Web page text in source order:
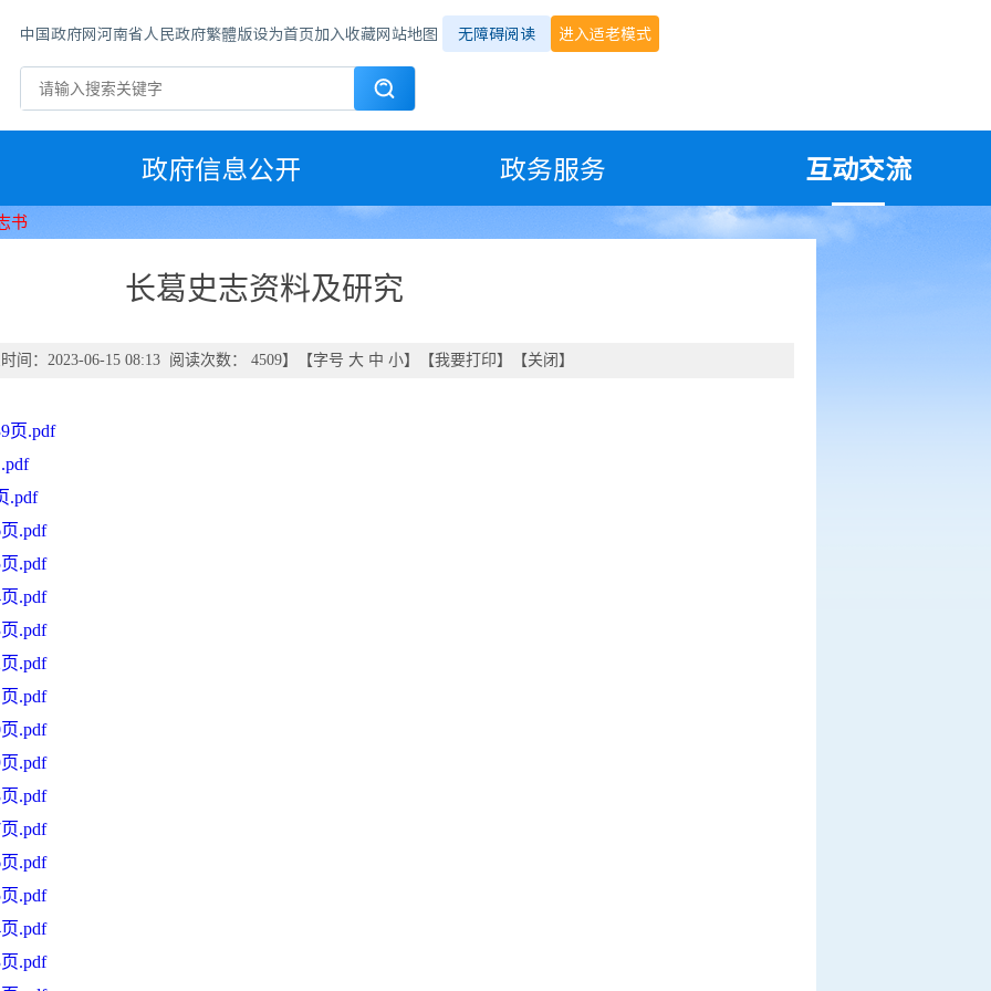
中国政府网河南省人民政府繁體版设为首页加入收藏网站地图 无障碍阅读 进入适老模式
政府信息公开 政务服务 互动交流
书
长葛史志资料及研究
间：2023-06-15 08:13 阅读次数： 4509】【字号 大 中 小】【我要打印】【关闭 】
页.pdf
.pdf
.pdf
.pdf
.pdf
.pdf
.pdf
.pdf
.pdf
.pdf
.pdf
.pdf
.pdf
.pdf
.pdf
.pdf